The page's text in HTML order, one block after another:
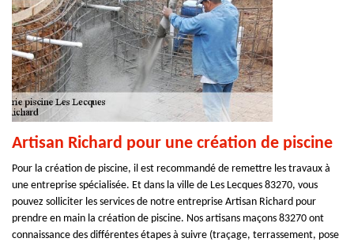
Artisan Richard pour une création de piscine
Pour la création de piscine, il est recommandé de remettre les travaux à
une entreprise spécialisée. Et dans la ville de Les Lecques 83270, vous
pouvez solliciter les services de notre entreprise Artisan Richard pour
prendre en main la création de piscine. Nos artisans maçons 83270 ont
connaissance des différentes étapes à suivre (traçage, terrassement, pose